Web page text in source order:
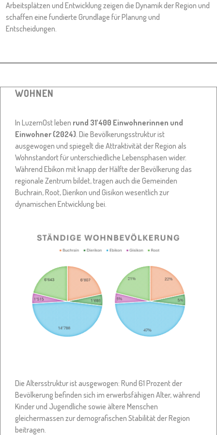
Arbeitsplätzen und Entwicklung zeigen die Dynamik der Region und
schaffen eine fundierte Grundlage für Planung und
Entscheidungen.
WOHNEN
In LuzernOst leben rund 31’400 Einwohnerinnen und
Einwohner (2024). Die Bevölkerungsstruktur ist
ausgewogen und spiegelt die Attraktivität der Region als
Wohnstandort für unterschiedliche Lebensphasen wider.
Während Ebikon mit knapp der Hälfte der Bevölkerung das
regionale Zentrum bildet, tragen auch die Gemeinden
Buchrain, Root, Dierikon und Gisikon wesentlich zur
dynamischen Entwicklung bei.
Die Altersstruktur ist ausgewogen: Rund 61 Prozent der
Bevölkerung befinden sich im erwerbsfähigen Alter, während
Kinder und Jugendliche sowie ältere Menschen
gleichermassen zur demografischen Stabilität der Region
beitragen.